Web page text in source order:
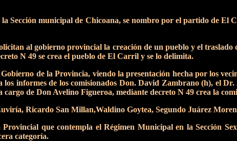
la Sección municipal de Chicoana, se nombro por el partido de
al gobierno provincial la creación de un pueblo y el
N 49 se crea el pueblo de El Carril y se lo delimita.
de la Provincia, viendo la presentación hecha por los
los informes de los comisionados Don. David Zambrano (h), el
de Don Avelino Figueroa, mediante decreto N 49 crea la
Ricardo San Millan,Waldino Goytea, Segundo Juárez
que contempla el Régimen Municipal en la Sección
categoría.